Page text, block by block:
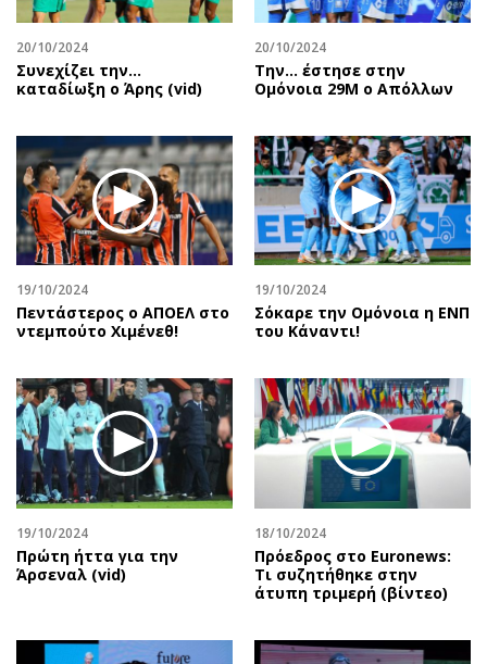
Χειρόγραφα
Επιστολές
20/10/2024
Συνεχίζει την…
καταδίωξη ο Άρης (vid)
20/10/2024
Την… έστησε στην
Ομόνοια 29Μ ο Απόλλων
19/10/2024
Πεντάστερος ο ΑΠΟΕΛ στο
ντεμπούτο Χιμένεθ!
19/10/2024
Σόκαρε την Ομόνοια η ΕΝΠ
του Κάναντι!
19/10/2024
Πρώτη ήττα για την
Άρσεναλ (vid)
18/10/2024
Πρόεδρος στο Euronews:
Τι συζητήθηκε στην
άτυπη τριμερή (βίντεο)